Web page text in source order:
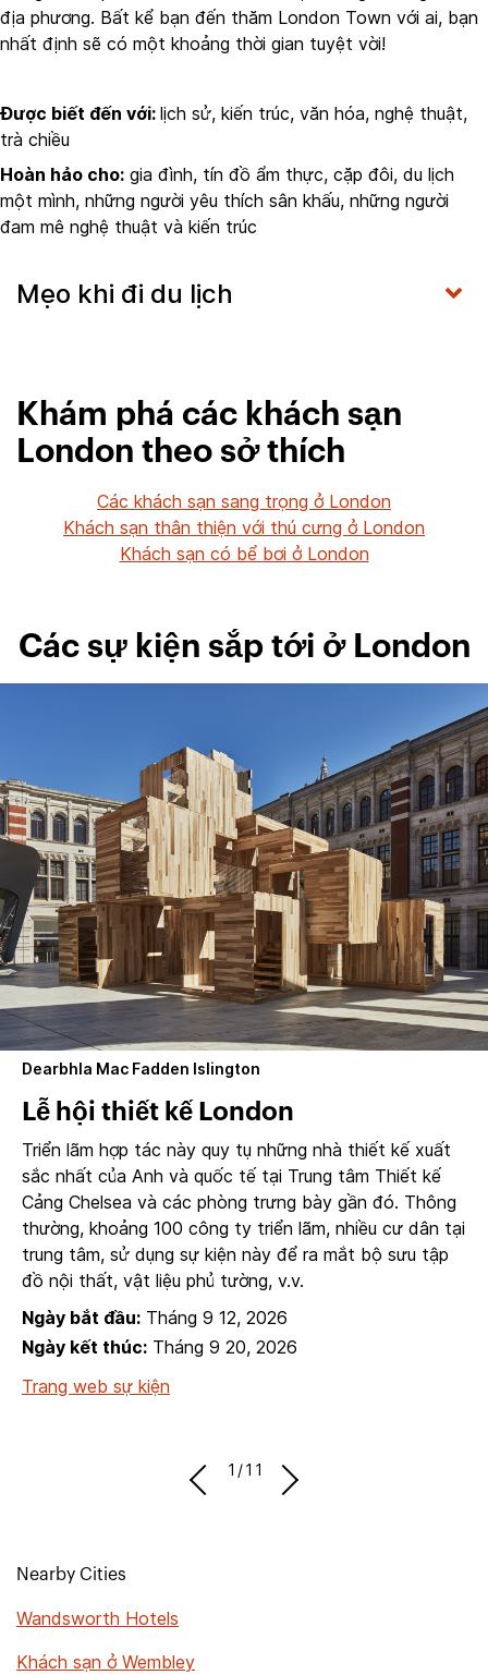
địa phương. Bất kể bạn đến thăm London Town với ai, bạn
nhất định sẽ có một khoảng thời gian tuyệt vời!
Được biết đến với: lịch sử, kiến trúc, văn hóa, nghệ thuật,
trà chiều
Hoàn hảo cho: gia đình, tín đồ ẩm thực, cặp đôi, du lịch
một mình, những người yêu thích sân khấu, những người
đam mê nghệ thuật và kiến trúc
Mẹo khi đi du lịch
Khám phá các khách sạn
London theo sở thích
Các khách sạn sang trọng ở London
Khách sạn thân thiện với thú cưng ở London
Khách sạn có bể bơi ở London
Các sự kiện sắp tới ở London
Dearbhla Mac Fadden Islington
Lễ hội thiết kế London
Triển lãm hợp tác này quy tụ những nhà thiết kế xuất
sắc nhất của Anh và quốc tế tại Trung tâm Thiết kế
Cảng Chelsea và các phòng trưng bày gần đó. Thông
thường, khoảng 100 công ty triển lãm, nhiều cư dân tại
trung tâm, sử dụng sự kiện này để ra mắt bộ sưu tập
đồ nội thất, vật liệu phủ tường, v.v.
Ngày bắt đầu: Tháng 9 12, 2026
Ngày kết thúc: Tháng 9 20, 2026
Trang web sự kiện
1/11
Nearby Cities
Wandsworth Hotels
Khách sạn ở Wembley